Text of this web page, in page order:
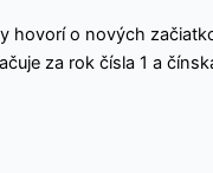
hovorí o nových
za rok čísla 1 a